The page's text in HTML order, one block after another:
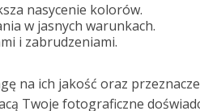
nasycenie kolorów.
w jasnych warunkach.
i zabrudzeniami.
na ich jakość oraz
Twoje fotograficzne